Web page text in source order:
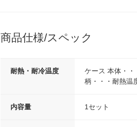
商品仕様/スペック
耐熱・耐冷温度
ケース 本体・
柄・・・耐熱
内容量 1セット